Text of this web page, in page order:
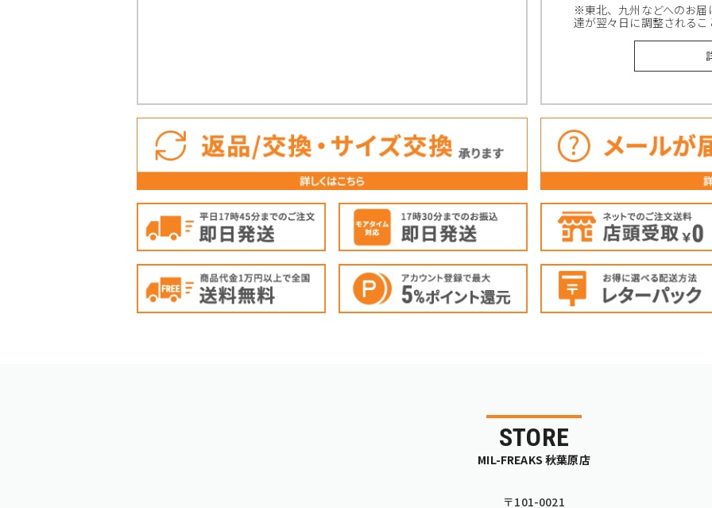
※東北、九州などへのお届
達が翌々日に調整されるこ
STORE
MIL-FREAKS 秋葉原店
〒101-0021